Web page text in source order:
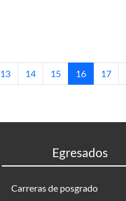
Page
13 Page
14 Page
15 Current
16 Page
17
Egresados
Carreras de posgrado